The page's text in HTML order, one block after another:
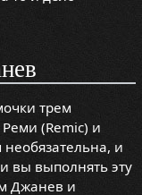
трем
(Remic) и
и
вы выполнять эту
Джанев и